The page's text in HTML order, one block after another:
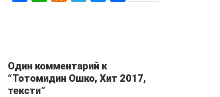
Один комментарий к
“Тотомидин Ошко, Хит 2017,
тексти”